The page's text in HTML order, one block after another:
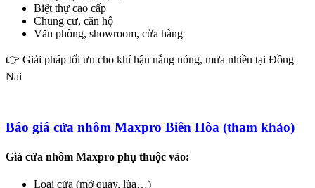
Biệt thự cao cấp
Chung cư, căn hộ
Văn phòng, showroom, cửa hàng
👉 Giải pháp tối ưu cho khí hậu nắng nóng, mưa nhiều tại Đồng
Nai
Báo giá cửa nhôm Maxpro Biên Hòa (tham khảo)
Giá cửa nhôm Maxpro phụ thuộc vào:
Loại cửa (mở quay, lùa…)